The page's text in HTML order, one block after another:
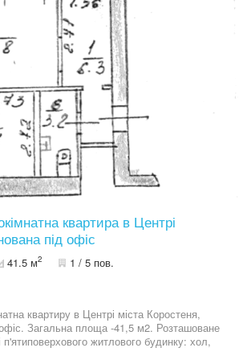
Ціна 28900дол.США
квартира в Центрі
під офіс
41.5 м2 1 / 5 пов.
квартиру в Центрі міста Коростеня,
Загальна площа -41,5 м2. Розташоване
житлового будинку: хол,